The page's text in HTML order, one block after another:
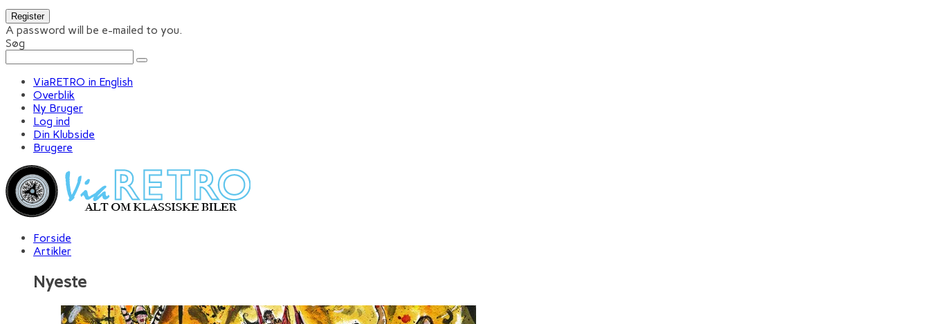
A password will be e-mailed to you.
Søg
ViaRETRO in English
Overblik
Ny Bruger
Log ind
Din Klubside
Brugere
Forside
Artikler
Nyeste